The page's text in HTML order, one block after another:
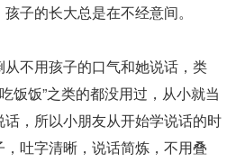
子的长大总是在不经意间。
不用孩子的口气和她说话，类
饭饭”之类的都没用过，从小就当
，所以小朋友从开始学说话的时
吐字清晰，说话简炼，不用叠